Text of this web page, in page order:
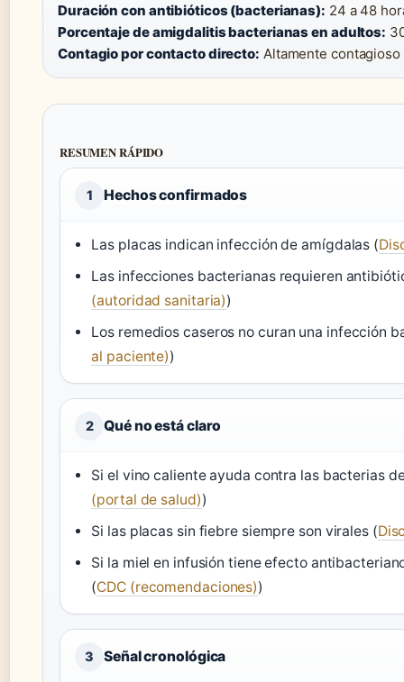
Duración con antibióticos (bacterianas): 24 a 48
Porcentaje de amigdalitis bacterianas en adultos:
Contagio por contacto directo: Altamente contagioso
RESUMEN RÁPIDO
1 Hechos confirmados
Las placas indican infección de amígdalas (
Las infecciones bacterianas requieren
(autoridad sanitaria))
Los remedios caseros no curan una infección
al paciente))
2 Qué no está claro
Si el vino caliente ayuda contra las bacterias
(portal de salud))
Si las placas sin fiebre siempre son virales (
Si la miel en infusión tiene efecto
(CDC (recomendaciones))
3 Señal cronológica